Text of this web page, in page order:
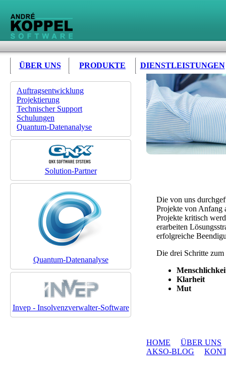
ÜBER UNS PRODUKTE DIENSTLEISTUNGEN
Auftragsentwicklung
Projektierung
Technischer Support
Schulungen
Quantum-Datenanalyse
Solution-Partner
Quantum-Datenanalyse
Invep - Insolvenzverwalter-Software
Die von uns
Projekte von Anfang
Projekte kritisch
erarbeiten
erfolgreiche
Die drei Schritte
Klarheit
Mut
HOME
ÜBER UNS
AKSO-BLOG